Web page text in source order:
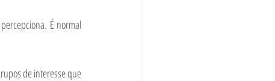
percepciona. É normal
de interesse que